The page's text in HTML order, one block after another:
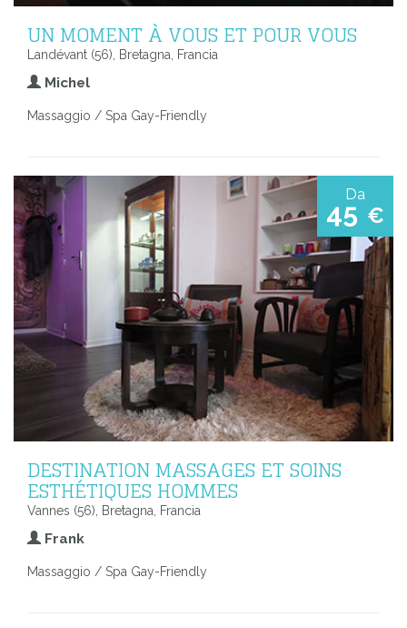
UN MOMENT À VOUS ET POUR VOUS
Landévant (56), Bretagna, Francia
Michel
Massaggio / Spa Gay-Friendly
Da
45 €
DESTINATION MASSAGES ET SOINS
ESTHÉTIQUES HOMMES
Vannes (56), Bretagna, Francia
Frank
Massaggio / Spa Gay-Friendly